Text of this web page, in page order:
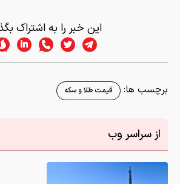
این خبر را به اشتراک
برچسب ها: قیمت طلا و سکه
از سراسر وب